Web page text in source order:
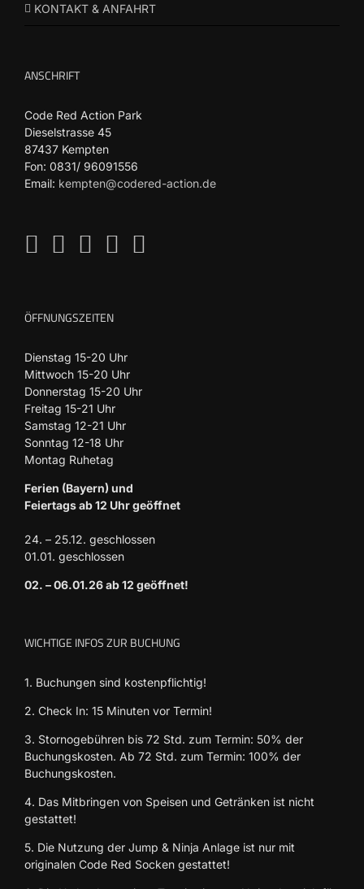
KONTAKT & ANFAHRT
ANSCHRIFT
Code Red Action Park
Dieselstrasse 45
87437 Kempten
Fon: 0831/ 96091556
Email: kempten@codered-action.de
ÖFFNUNGSZEITEN
Dienstag 15-20 Uhr
Mittwoch 15-20 Uhr
Donnerstag 15-20 Uhr
Freitag 15-21 Uhr
Samstag 12-21 Uhr
Sonntag 12-18 Uhr
Montag Ruhetag
Ferien (Bayern) und
Feiertags ab 12 Uhr geöffnet
24. – 25.12. geschlossen
01.01. geschlossen
02. – 06.01.26 ab 12 geöffnet!
WICHTIGE INFOS ZUR BUCHUNG
1. Buchungen sind kostenpflichtig!
2. Check In: 15 Minuten vor Termin!
3. Stornogebühren bis 72 Std. zum Termin: 50% der
Buchungskosten. Ab 72 Std. zum Termin: 100% der
Buchungskosten.
4. Das Mitbringen von Speisen und Getränken ist nicht
gestattet!
5. Die Nutzung der Jump & Ninja Anlage ist nur mit
originalen Code Red Socken gestattet!